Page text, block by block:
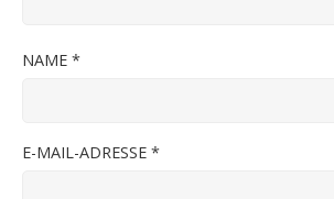
NAME *
E-MAIL-ADRESSE *